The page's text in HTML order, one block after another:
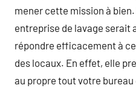
mener cette mission à
entreprise de lavage serait
répondre efficacement à
des locaux. En effet, elle
au propre tout votre